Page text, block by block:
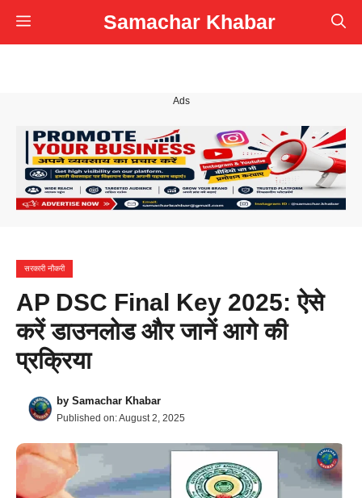
Skip
to
Samachar Khabar
Menu
Ads
सरकारी नौकरी
AP DSC Final Key 2025: ऐसे
करें डाउनलोड और जानें आगे की
प्रक्रिया
by Samachar Khabar
Published on:August 2, 2025